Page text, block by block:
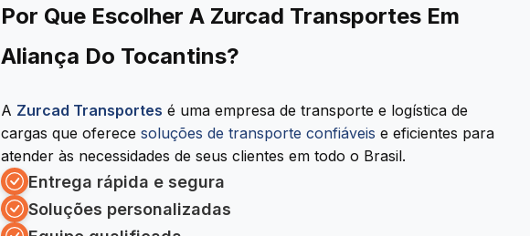
Por Que Escolher A Zurcad Transportes Em
Aliança Do Tocantins?
A Zurcad Transportes é uma empresa de transporte e logística de
cargas que oferece soluções de transporte confiáveis e eficientes para
atender às necessidades de seus clientes em todo o Brasil.
Entrega rápida e segura
Soluções personalizadas